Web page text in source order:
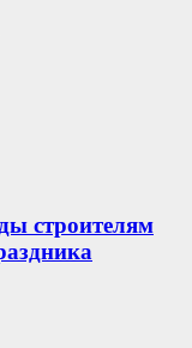
строителям